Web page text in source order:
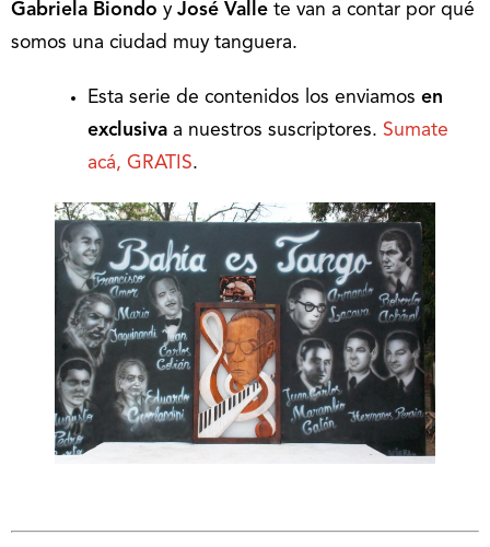
Gabriela Biondo y José Valle te van a contar por qué
somos una ciudad muy tanguera.
Esta serie de contenidos los enviamos en
exclusiva a nuestros suscriptores. Sumate
acá, GRATIS.